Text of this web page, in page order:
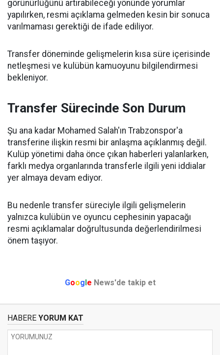
görünürlüğünü artırabileceği yönünde yorumlar
yapılırken, resmi açıklama gelmeden kesin bir sonuca
varılmaması gerektiği de ifade ediliyor.
Transfer döneminde gelişmelerin kısa süre içerisinde
netleşmesi ve kulübün kamuoyunu bilgilendirmesi
bekleniyor.
Transfer Sürecinde Son Durum
Şu ana kadar Mohamed Salah'ın Trabzonspor'a
transferine ilişkin resmi bir anlaşma açıklanmış değil.
Kulüp yönetimi daha önce çıkan haberleri yalanlarken,
farklı medya organlarında transferle ilgili yeni iddialar
yer almaya devam ediyor.
Bu nedenle transfer süreciyle ilgili gelişmelerin
yalnızca kulübün ve oyuncu cephesinin yapacağı
resmi açıklamalar doğrultusunda değerlendirilmesi
önem taşıyor.
Google News'de takip et
HABERE YORUM KAT